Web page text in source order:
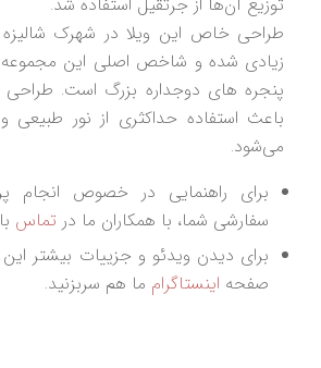
طراحی خاص این ویلا در شهرک شالیزه
زیادی شده و شاخص اصلی این مجموعه
پنجره های دوجداره بزرگ است.
باعث استفاده حداکثری از نور طبیعی
می‌شود.
برای راهنمایی در خصوص انجام
سفارشی شما، با همکاران ما در تماس
برای دیدن ویدئو و جزییات بیشتر این
صفحه اینستاگرام ما هم سربزنید.